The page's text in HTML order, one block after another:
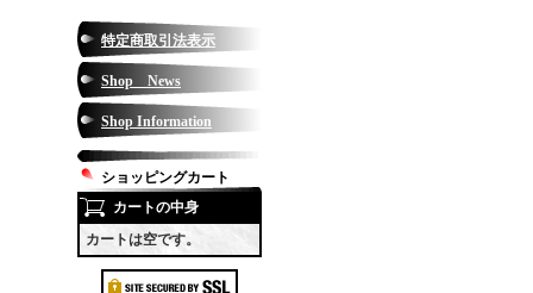
特定商取引法表示
Shop News
Shop Information
ショッピングカート
カートの中身
カートは空です。